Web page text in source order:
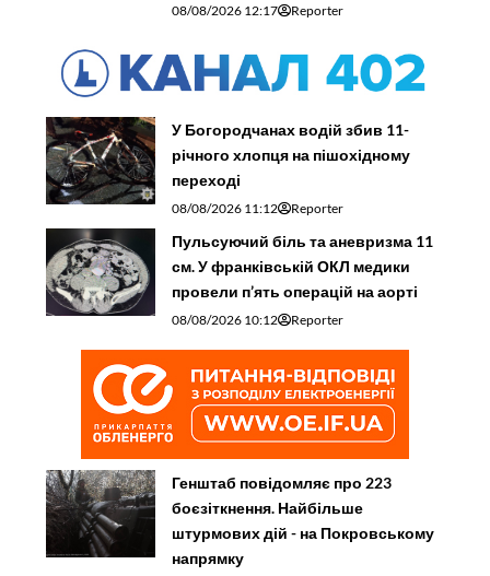
08/08/2026 12:17 Reporter
У Богородчанах водій збив 11-
річного хлопця на пішохідному
переході
08/08/2026 11:12 Reporter
Пульсуючий біль та аневризма 11
см. У франківській ОКЛ медики
провели п’ять операцій на аорті
08/08/2026 10:12 Reporter
Генштаб повідомляє про 223
боєзіткнення. Найбільше
штурмових дій - на Покровському
напрямку